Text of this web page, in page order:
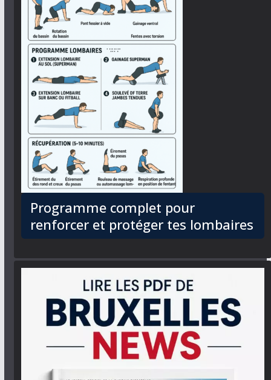
Programme complet pour
renforcer et protéger tes lombaires